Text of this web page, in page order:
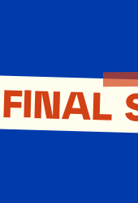
FINAL